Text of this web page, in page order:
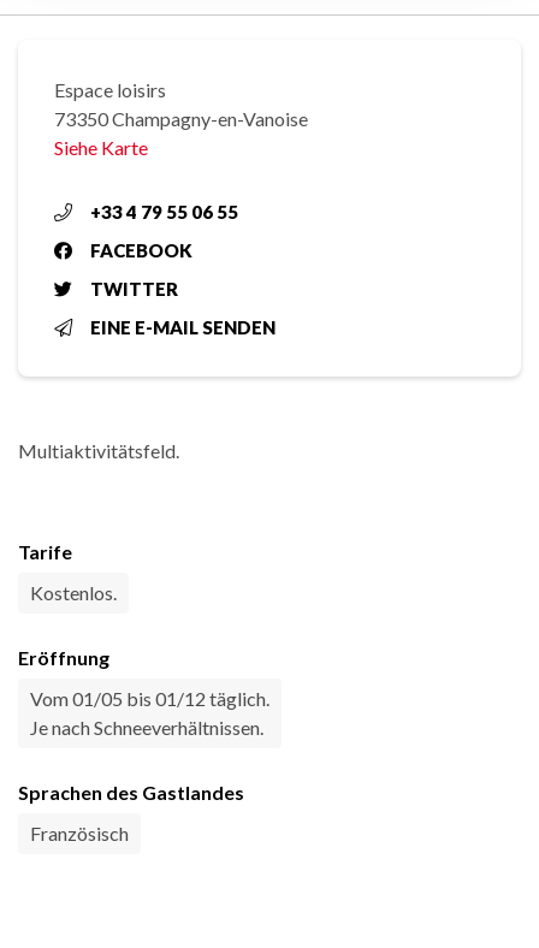
Espace loisirs
73350 Champagny-en-Vanoise
Siehe Karte
+33 4 79 55 06 55
FACEBOOK
TWITTER
EINE E-MAIL SENDEN
Multiaktivitätsfeld.
Tarife
Kostenlos.
Eröffnung
Vom 01/05 bis 01/12 täglich.
Je nach Schneeverhältnissen.
Sprachen des Gastlandes
Französisch